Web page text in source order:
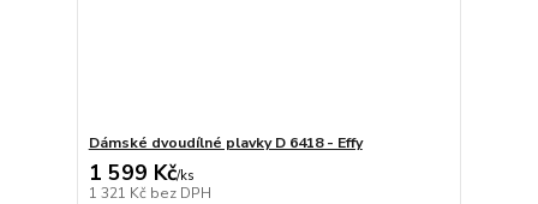
Dámské dvoudílné plavky D 6418 - Effy
1 599 Kč/ks
1 321 Kč bez DPH